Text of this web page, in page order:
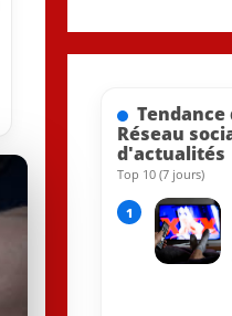
29 April 2023
Tendance
Réseau
d'actualités
Top 10 (7 jours)
1